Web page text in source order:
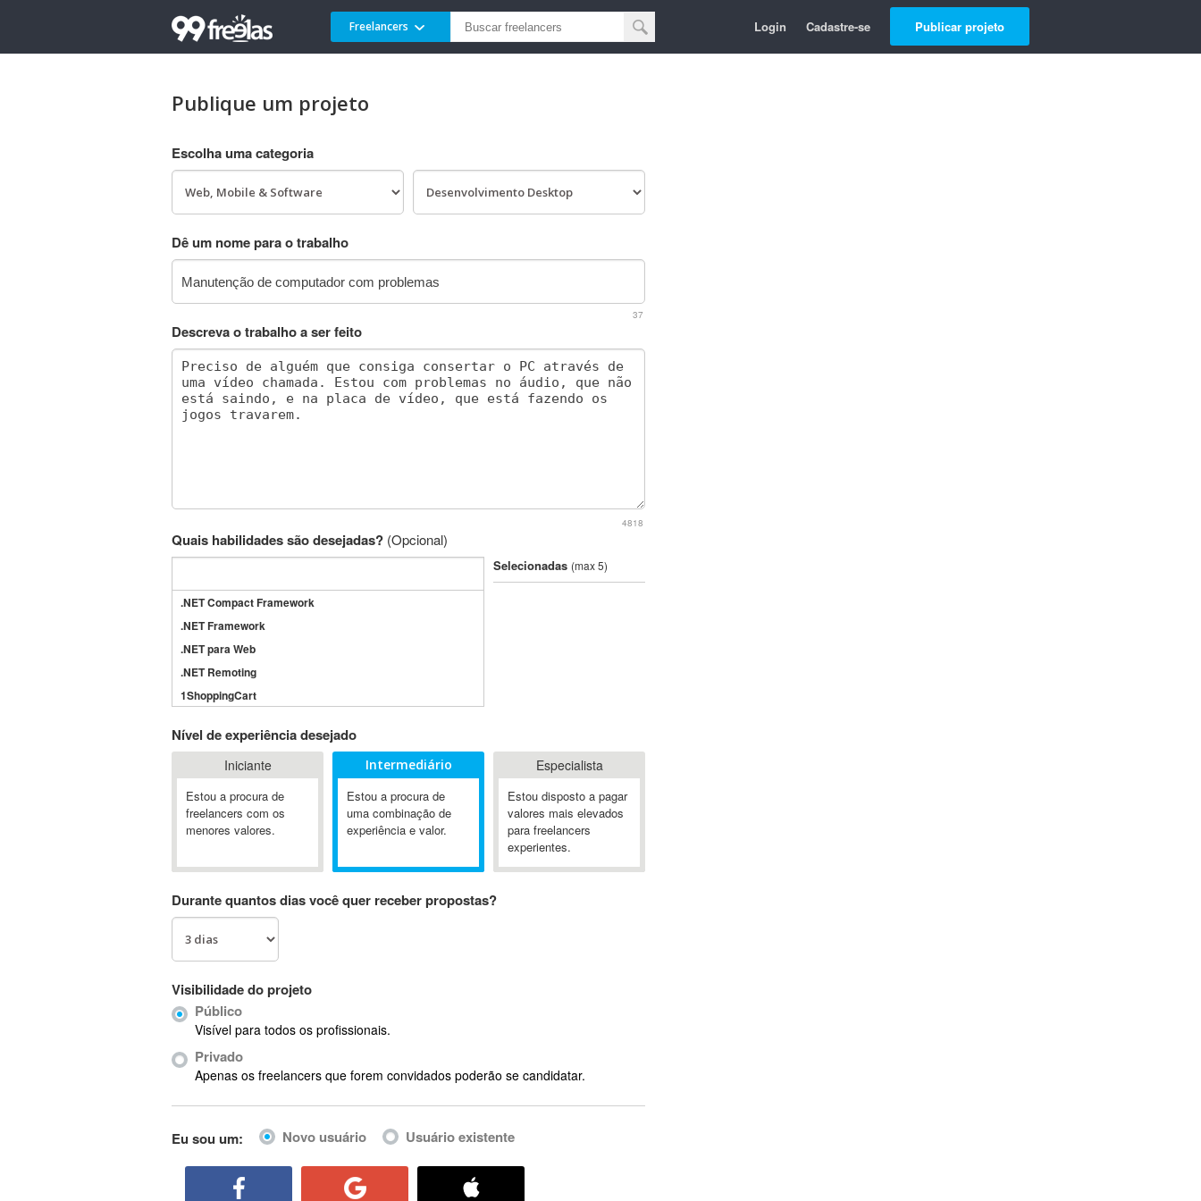
Freelancers Login Cadastre-se Publicar projeto
Publique um projeto
Escolha uma categoria
Dê um nome para o trabalho
37
Descreva o trabalho a ser feito
4818
Quais habilidades são desejadas? (Opcional)
.NET Compact Framework
.NET Framework
.NET para Web
.NET Remoting
1ShoppingCart
3GSM
4D Dimension
802.11
A&P
A-GPS
Ab Initio
ABIS
AbleCommerce
Ableton Live
Abstract Window Toolkit (AWT)
Selecionadas (max 5)
Nível de experiência desejado
Iniciante
Estou a procura de
freelancers com os
menores valores.
Intermediário
Estou a procura de
uma combinação de
experiência e valor.
Especialista
Estou disposto a pagar
valores mais elevados
para freelancers
experientes.
Durante quantos dias você quer receber propostas?
Visibilidade do projeto
Público
Visível para todos os profissionais.
Privado
Apenas os freelancers que forem convidados poderão se candidatar.
Eu sou um: Novo usuário Usuário existente